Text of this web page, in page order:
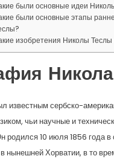
были основные идеи
были основные этапы
изобретения Николы
известным сербско-
чьи научные и
родился 10 июля 1856 года
нынешней Хорватии, в то